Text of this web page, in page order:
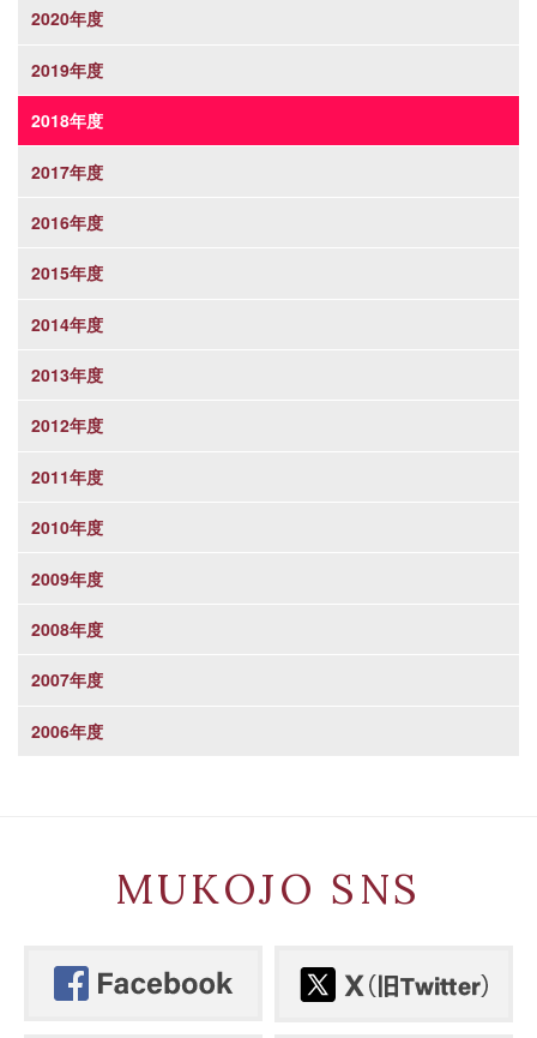
2020年度
2019年度
2018年度
2017年度
2016年度
2015年度
2014年度
2013年度
2012年度
2011年度
2010年度
2009年度
2008年度
2007年度
2006年度
MUKOJO SNS